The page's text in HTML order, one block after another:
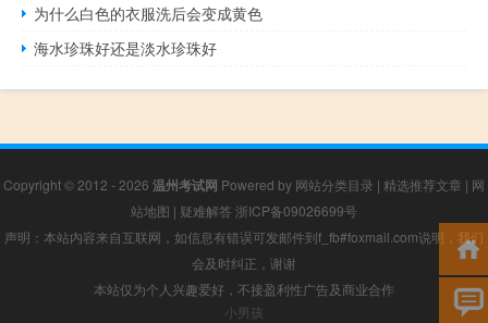
为什么白色的衣服洗后会变成黄色
海水珍珠好还是淡水珍珠好
Copyright © 2012 - 2026 温州考试网 Powered by 网站分类目录 | 精选推荐文章 | 网
站地图 | 疑难解答 浙ICP备09026699号
声明：本站内容来自互联网，如信息有错误可发邮件到f_fb#foxmail.com说明，我们
会及时纠正，谢谢
本站仅为个人兴趣爱好，不接盈利性广告及商业合作
小男孩